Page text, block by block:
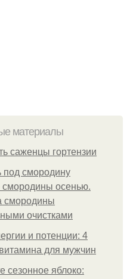
материалы
саженцы гортензии
под смородину
смородины осенью.
смородины
очистками
и потенции: 4
для мужчин
сезонное яблоко: